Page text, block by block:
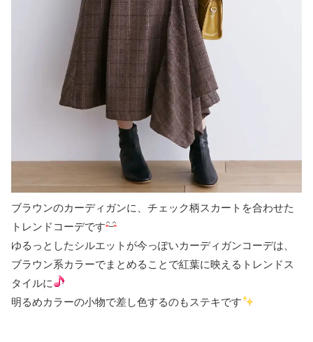
ブラウンのカーディガンに、チェック柄スカートを合わせた
トレンドコーデです
ゆるっとしたシルエットが今っぽいカーディガンコーデは、
ブラウン系カラーでまとめることで紅葉に映えるトレンドス
タイルに
明るめカラーの小物で差し色するのもステキです